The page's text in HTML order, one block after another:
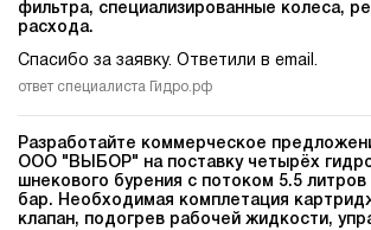
фильтра, специализированные колеса,
расхода.
Спасибо за заявку. Ответили в email.
ответ специалиста Гидро.рф
Разработайте коммерческое
ООО "ВЫБОР" на поставку четырёх
шнекового бурения c потоком 5.5 литров
бар. Необходимая комплетация
клапан, подогрев рабочей жидкости,